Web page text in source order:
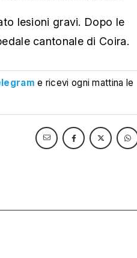
lesioni gravi. Dopo le
cantonale di Coira.
e ricevi ogni mattina le